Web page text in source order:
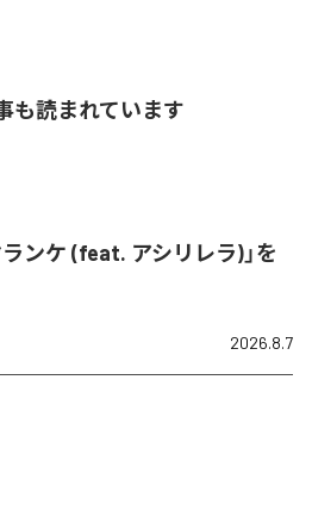
も読まれています
ンケ (feat. アシリレラ)」を
2026.8.7